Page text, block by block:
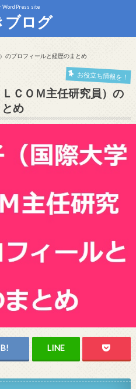
WordPress site
ブログ
のプロフィールと経歴のまとめ
お役立ち情報を！
ＣＯＭ主任研究員）の
め